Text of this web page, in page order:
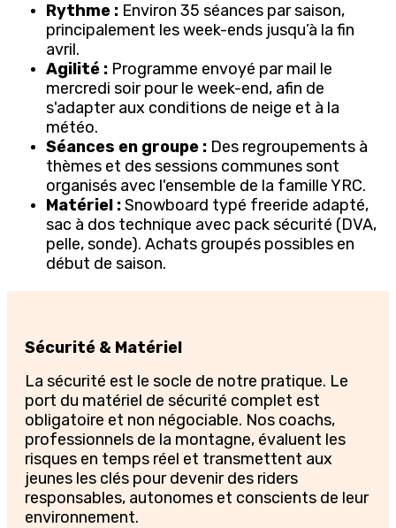
Rythme : Environ 35 séances par saison,
principalement les week-ends jusqu’à la fin
avril.
Agilité : Programme envoyé par mail le
mercredi soir pour le week-end, afin de
s'adapter aux conditions de neige et à la
météo.
Séances en groupe : Des regroupements à
thèmes et des sessions communes sont
organisés avec l'ensemble de la famille YRC.
Matériel :Snowboard typé freeride adapté,
sac à dos technique avec pack sécurité (DVA,
pelle, sonde). Achats groupés possibles en
début de saison.
Sécurité & Matériel
La sécurité est le socle de notre pratique. Le
port du matériel de sécurité complet est
obligatoire et non négociable. Nos coachs,
professionnels de la montagne, évaluent les
risques en temps réel et transmettent aux
jeunes les clés pour devenir des riders
responsables, autonomes et conscients de leur
environnement.